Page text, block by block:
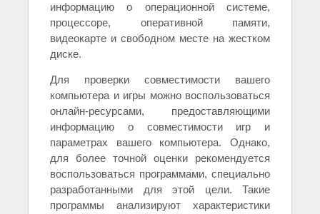
информацию о операционной системе,
процессоре, оперативной памяти,
видеокарте и свободном месте на жестком
диске.
Для проверки совместимости вашего
компьютера и игры можно воспользоваться
онлайн-ресурсами, предоставляющими
информацию о совместимости игр и
параметрах вашего компьютера. Однако,
для более точной оценки рекомендуется
воспользоваться программами, специально
разработанными для этой цели. Такие
программы анализируют характеристики